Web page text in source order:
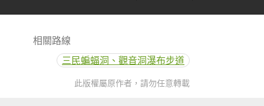
相關路線
三民蝙蝠洞、觀音洞瀑布步道
此版權屬原作者，請勿任意轉載